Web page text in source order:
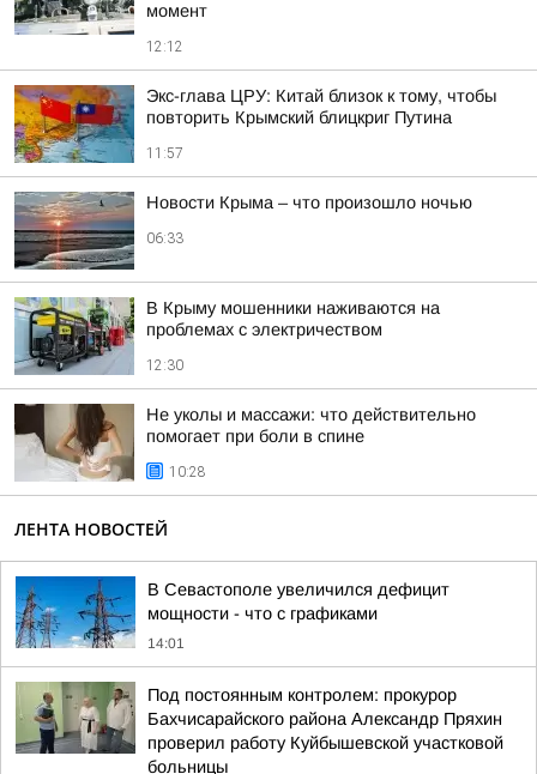
момент
12:12
Экс-глава ЦРУ: Китай близок к тому, чтобы
повторить Крымский блицкриг Путина
11:57
Новости Крыма – что произошло ночью
06:33
В Крыму мошенники наживаются на
проблемах с электричеством
12:30
Не уколы и массажи: что действительно
помогает при боли в спине
10:28
ЛЕНТА НОВОСТЕЙ
В Севастополе увеличился дефицит
мощности - что с графиками
14:01
Под постоянным контролем: прокурор
Бахчисарайского района Александр Пряхин
проверил работу Куйбышевской участковой
больницы